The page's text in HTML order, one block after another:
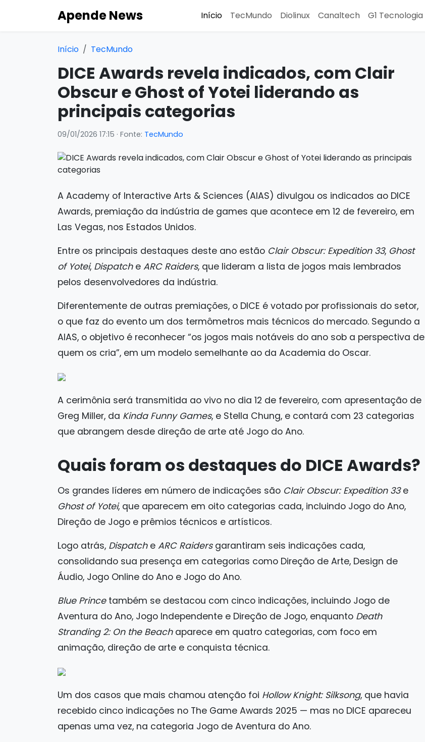
Apende News Início TecMundo Diolinux Canaltech G1 Tecnologia
Início TecMundo
DICE Awards revela indicados, com Clair
Obscur e Ghost of Yotei liderando as
principais categorias
09/01/2026 17:15 · Fonte: TecMundo
A Academy of Interactive Arts & Sciences (AIAS) divulgou os indicados ao DICE
Awards, premiação da indústria de games que acontece em 12 de fevereiro, em
Las Vegas, nos Estados Unidos.
Entre os principais destaques deste ano estão Clair Obscur: Expedition 33, Ghost
of Yotei, Dispatche ARC Raiders, que lideram a lista de jogos mais lembrados
pelos desenvolvedores da indústria.
Diferentemente de outras premiações, o DICE é votado por profissionais do setor,
o que faz do evento um dos termômetros mais técnicos do mercado. Segundo a
AIAS, o objetivo é reconhecer “os jogos mais notáveis do ano sob a perspectiva de
quem os cria”, em um modelo semelhante ao da Academia do Oscar.
A cerimônia será transmitida ao vivo no dia 12 de fevereiro, com apresentação de
Greg Miller, da Kinda Funny Games, e Stella Chung, e contará com 23 categorias
que abrangem desde direção de arte até Jogo do Ano.
Quais foram os destaques do DICE Awards?
Os grandes líderes em número de indicações são Clair Obscur: Expedition 33e
Ghost of Yotei, que aparecem em oito categorias cada, incluindo Jogo do Ano,
Direção de Jogo e prêmios técnicos e artísticos.
Logo atrás, Dispatche ARC Raidersgarantiram seis indicações cada,
consolidando sua presença em categorias como Direção de Arte, Design de
Áudio, Jogo Online do Ano e Jogo do Ano.
Blue Princetambém se destacou com cinco indicações, incluindo Jogo de
Aventura do Ano, Jogo Independente e Direção de Jogo, enquanto Death
Stranding 2: On the Beachaparece em quatro categorias, com foco em
animação, direção de arte e conquista técnica.
Um dos casos que mais chamou atenção foi Hollow Knight: Silksong, que havia
recebido cinco indicações no The Game Awards 2025 — mas no DICE apareceu
apenas uma vez, na categoria Jogo de Aventura do Ano.